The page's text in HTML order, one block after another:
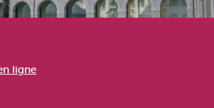
ligne